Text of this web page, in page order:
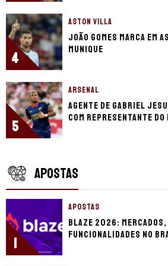
4
ASTON VILLA
João Gomes marca em
Munique
5
ARSENAL
Agente de Gabriel
com representante do
APOSTAS
1
APOSTAS
Blaze 2026:
funcionalidades no